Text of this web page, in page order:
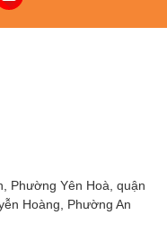
Phường Yên Hoà, quận
Hoàng, Phường An